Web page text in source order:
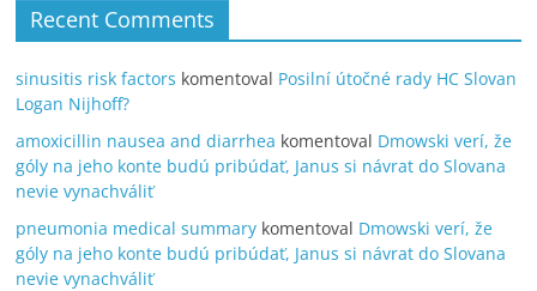
Recent Comments
sinusitis risk factors komentoval Posilní útočné rady HC Slovan
Logan Nijhoff?
amoxicillin nausea and diarrhea komentoval Dmowski verí, že
góly na jeho konte budú pribúdať, Janus si návrat do Slovana
nevie vynachváliť
pneumonia medical summary komentoval Dmowski verí, že
góly na jeho konte budú pribúdať, Janus si návrat do Slovana
nevie vynachváliť